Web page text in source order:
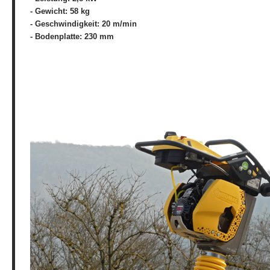
- Gewicht: 58 kg
- Geschwindigkeit: 20 m/min
- Bodenplatte: 230 mm